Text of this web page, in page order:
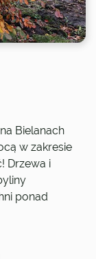
Bielanach
w zakresie
Drzewa i
ponad